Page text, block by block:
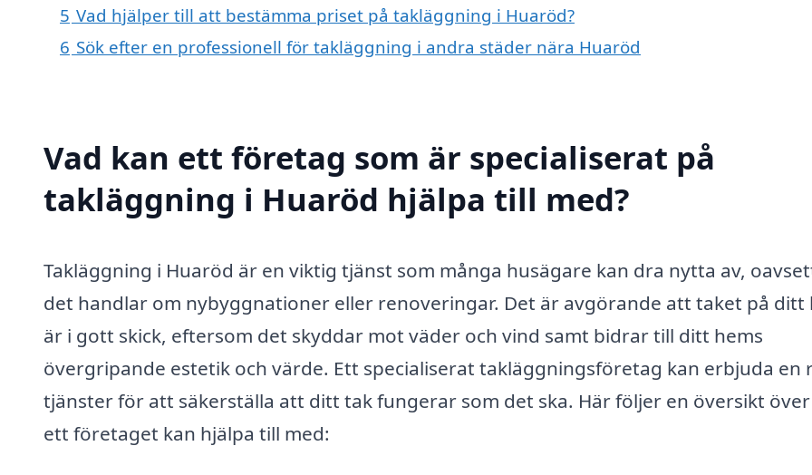
5 Vad hjälper till att bestämma priset på takläggning i Huaröd?
6 Sök efter en professionell för takläggning i andra städer nära Huaröd
Vad kan ett företag som är specialiserat på
takläggning i Huaröd hjälpa till med?
Takläggning i Huaröd är en viktig tjänst som många husägare kan dra nytta av,
det handlar om nybyggnationer eller renoveringar. Det är avgörande att taket på ditt
är i gott skick, eftersom det skyddar mot väder och vind samt bidrar till ditt hems
övergripande estetik och värde. Ett specialiserat takläggningsföretag kan erbjuda en
tjänster för att säkerställa att ditt tak fungerar som det ska. Här följer en översikt
ett företaget kan hjälpa till med: